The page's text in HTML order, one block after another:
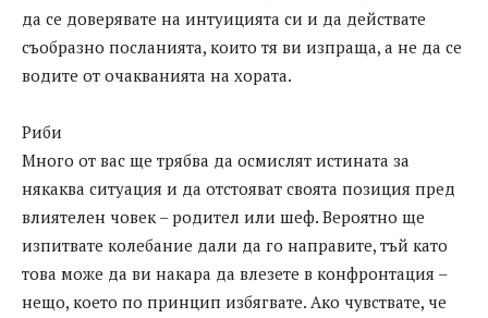
да се доверявате на интуицията си и да действате
съобразно посланията, които тя ви изпраща, а не да се
водите от очакванията на хората.
Риби
Много от вас ще трябва да осмислят истината за
някаква ситуация и да отстояват своята позиция пред
влиятелен човек – родител или шеф. Вероятно ще
изпитвате колебание дали да го направите, тъй като
това може да ви накара да влезете в конфронтация –
нещо, което по принцип избягвате. Ако чувствате, че